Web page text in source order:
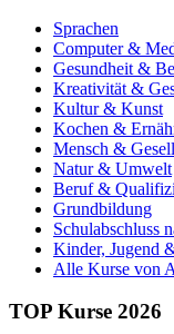
Sprachen
Computer &
Gesundheit &
Kreativität &
Kultur & Kunst
Kochen &
Mensch &
Natur & Umwelt
Beruf &
Grundbildung
Schulabschluss
Kinder, Jugend
Alle Kurse von
TOP Kurse 2026